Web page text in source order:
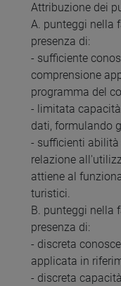
Attribuzione dei
A. punteggi nella
presenza di:
- sufficiente
comprensione
programma del
- limitata
dati, formulando
- sufficienti
relazione
attiene al
turistici.
B. punteggi nella
presenza di:
- discreta
applicata in
- discreta